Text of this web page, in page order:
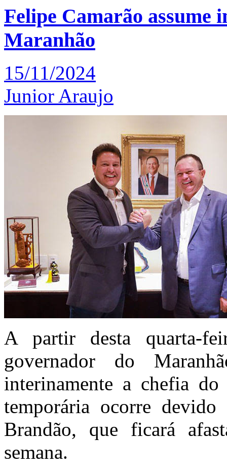
Felipe Camarão assume
Maranhão
15/11/2024
Junior Araujo
A partir desta quarta-
governador do
interinamente a chefia
temporária ocorre
Brandão, que ficará
semana.